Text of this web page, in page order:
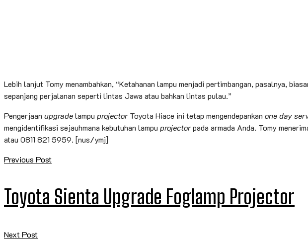
Lebih lanjut Tomy menambahkan, “Ketahanan lampu menjadi pertimbangan, pasalnya,
sepanjang perjalanan seperti lintas Jawa atau bahkan lintas pulau.”
Pengerjaan upgradelampu projectorToyota Hiace ini tetap mengendepankan one day
mengidentifikasi sejauhmana kebutuhan lampu projectorpada armada Anda. Tomy
atau 0811 821 5959. [nus/ymj]
Previous Post
Toyota Sienta Upgrade Foglamp Projector
Next Post